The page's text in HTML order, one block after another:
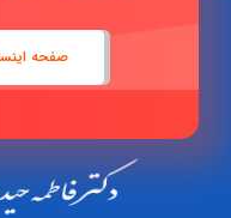
دكتر فاطمه حيدری